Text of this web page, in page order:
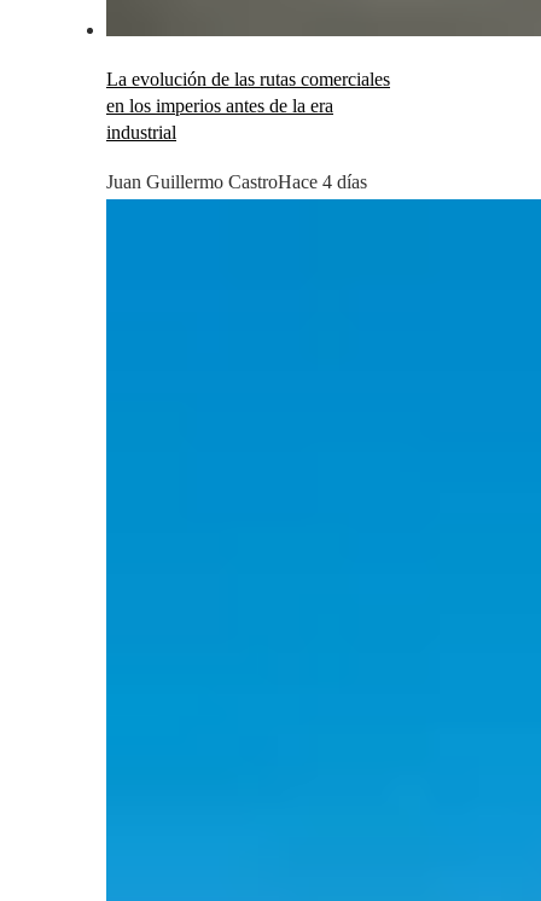
La evolución de las rutas comerciales
en los imperios antes de la era
industrial
Juan Guillermo CastroHace 4 días